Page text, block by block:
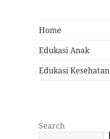
Home
Edukasi Anak
Edukasi Kesehatan
Search